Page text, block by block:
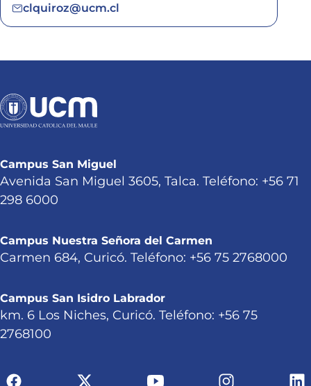
clquiroz@ucm.cl
Campus San Miguel
Avenida San Miguel 3605, Talca. Teléfono: +56 71
298 6000
Campus Nuestra Señora del Carmen
Carmen 684, Curicó. Teléfono: +56 75 2768000
Campus San Isidro Labrador
km. 6 Los Niches, Curicó. Teléfono: +56 75
2768100